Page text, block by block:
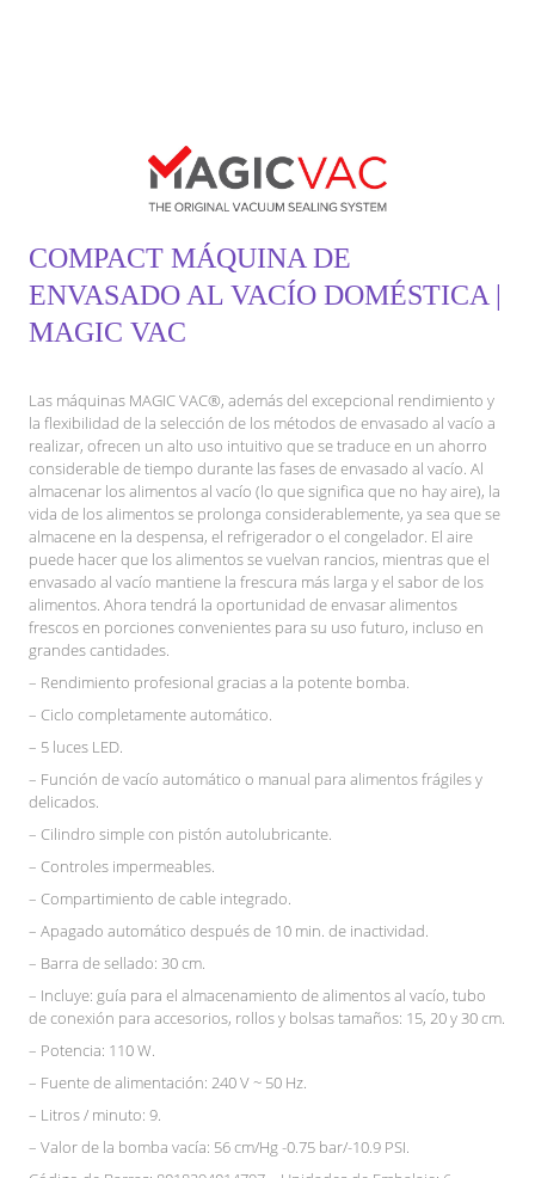
COMPACT MÁQUINA DE
ENVASADO AL VACÍO DOMÉSTICA |
MAGIC VAC
Las máquinas MAGIC VAC®, además del excepcional rendimiento y
la flexibilidad de la selección de los métodos de envasado al vacío a
realizar, ofrecen un alto uso intuitivo que se traduce en un ahorro
considerable de tiempo durante las fases de envasado al vacío. Al
almacenar los alimentos al vacío (lo que significa que no hay aire), la
vida de los alimentos se prolonga considerablemente, ya sea que se
almacene en la despensa, el refrigerador o el congelador. El aire
puede hacer que los alimentos se vuelvan rancios, mientras que el
envasado al vacío mantiene la frescura más larga y el sabor de los
alimentos. Ahora tendrá la oportunidad de envasar alimentos
frescos en porciones convenientes para su uso futuro, incluso en
grandes cantidades.
– Rendimiento profesional gracias a la potente bomba.
– Ciclo completamente automático.
– 5 luces LED.
– Función de vacío automático o manual para alimentos frágiles y
delicados.
– Cilindro simple con pistón autolubricante.
– Controles impermeables.
– Compartimiento de cable integrado.
– Apagado automático después de 10 min. de inactividad.
– Barra de sellado: 30 cm.
– Incluye: guía para el almacenamiento de alimentos al vacío, tubo
de conexión para accesorios, rollos y bolsas tamaños: 15, 20 y 30 cm.
– Potencia: 110 W.
– Fuente de alimentación: 240 V ~ 50 Hz.
– Litros / minuto: 9.
– Valor de la bomba vacía: 56 cm/Hg -0.75 bar/-10.9 PSI.